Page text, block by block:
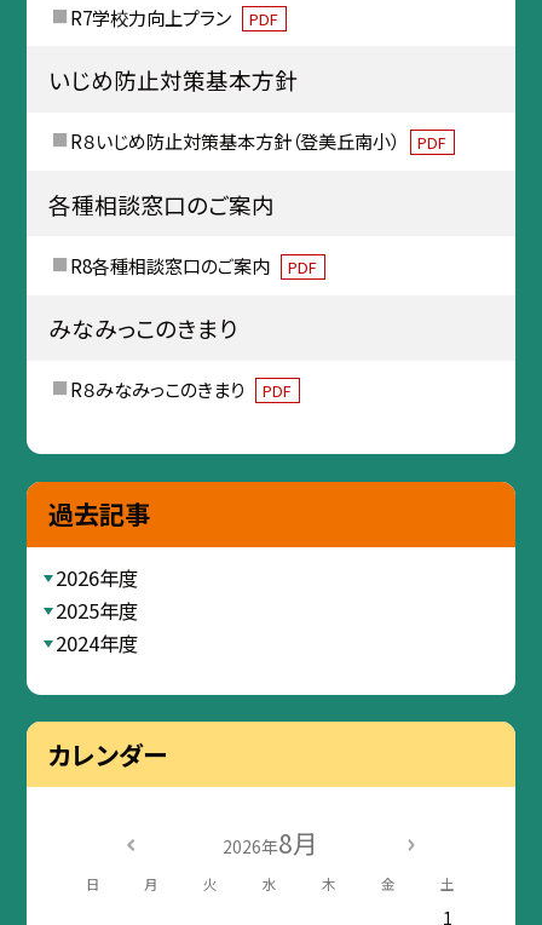
R7学校力向上プラン PDF
いじめ防止対策基本方針
R８いじめ防止対策基本方針（登美丘南小） PDF
各種相談窓口のご案内
R8各種相談窓口のご案内 PDF
みなみっこのきまり
R８みなみっこのきまり PDF
過去記事
2026年度
2025年度
2024年度
カレンダー
2026年8月
日 月 火 水 木 金 土
1